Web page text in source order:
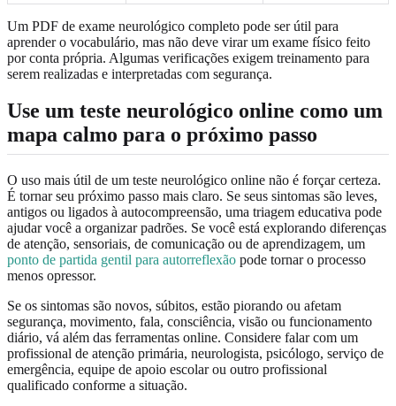
Um PDF de exame neurológico completo pode ser útil para
aprender o vocabulário, mas não deve virar um exame físico feito
por conta própria. Algumas verificações exigem treinamento para
serem realizadas e interpretadas com segurança.
Use um teste neurológico online como um
mapa calmo para o próximo passo
O uso mais útil de um teste neurológico online não é forçar certeza.
É tornar seu próximo passo mais claro. Se seus sintomas são leves,
antigos ou ligados à autocompreensão, uma triagem educativa pode
ajudar você a organizar padrões. Se você está explorando diferenças
de atenção, sensoriais, de comunicação ou de aprendizagem, um
ponto de partida gentil para autorreflexão pode tornar o processo
menos opressor.
Se os sintomas são novos, súbitos, estão piorando ou afetam
segurança, movimento, fala, consciência, visão ou funcionamento
diário, vá além das ferramentas online. Considere falar com um
profissional de atenção primária, neurologista, psicólogo, serviço de
emergência, equipe de apoio escolar ou outro profissional
qualificado conforme a situação.